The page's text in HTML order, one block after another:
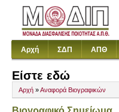
Αρχή ΣΔΠ ΑΠΘ
Είστε εδώ
Αρχή »Αναφορά Βιογραφικών